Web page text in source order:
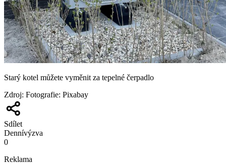
Starý kotel můžete vyměnit za tepelné čerpadlo
Zdroj: Fotografie: Pixabay
Sdílet
Dennívýzva
0
Reklama